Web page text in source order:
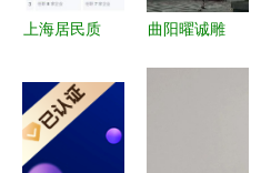
上海居民质
天的公司竟
成保供物资
供应商，官
曲阳曜诚雕